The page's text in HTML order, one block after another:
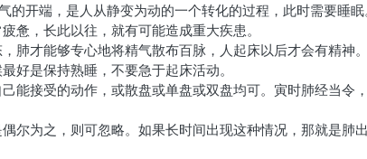
的开端，是人从静变为动的一个转化的过程，此时需要睡
惫，长此以往，就有可能造成重大疾患。
肺才能够专心地将精气散布百脉，人起床以后才会有精神
好是保持熟睡，不要急于起床活动。
能接受的动作，或散盘或单盘或双盘均可。寅时肺经当令
尔为之，则可忽略。如果长时间出现这种情况，那就是肺